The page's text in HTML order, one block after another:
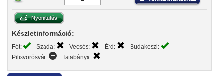
Készletinformáció:
Fót: Szada: Vecsés: Érd:
Budakeszi:
Pilisvörösvár:
Tatabánya: